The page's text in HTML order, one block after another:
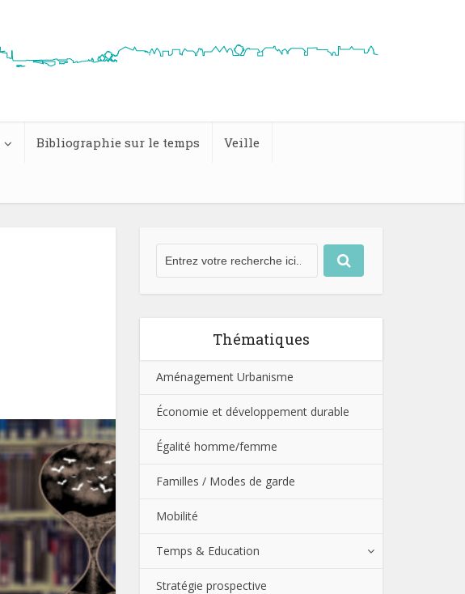
Bibliographie sur le temps Veille
Thématiques
Aménagement Urbanisme
Économie et développement durable
Égalité homme/femme
Familles / Modes de garde
Mobilité
Temps & Education
Stratégie prospective